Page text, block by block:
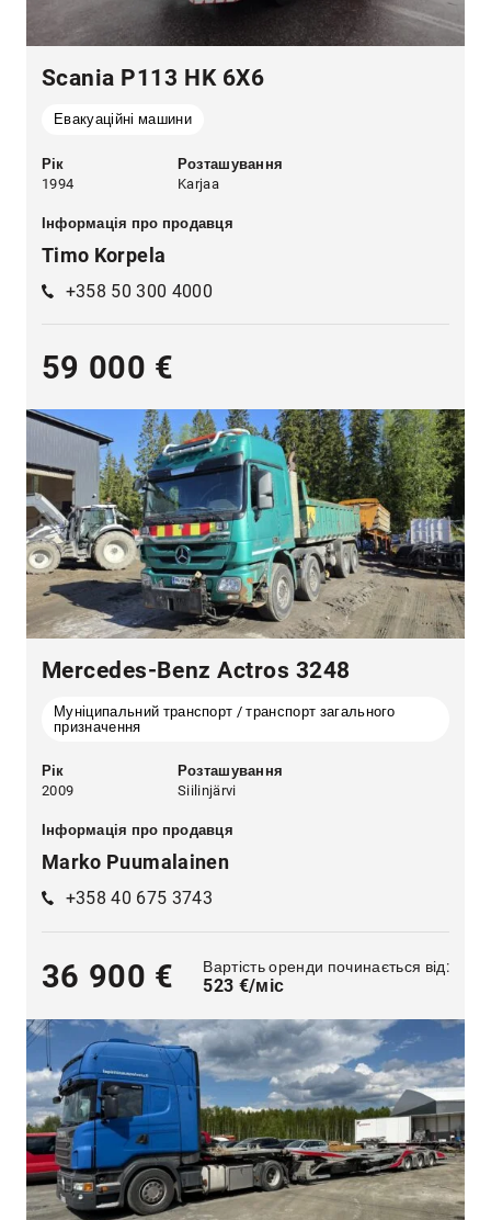
Scania P113 HK 6X6
Евакуаційні машини
Рік
1994
Розташування
Karjaa
Інформація про продавця
Timo Korpela
+358 50 300 4000
59 000 €
Mercedes-Benz Actros 3248
Муніципальний транспорт / транспорт загального
призначення
Рік
2009
Розташування
Siilinjärvi
Інформація про продавця
Marko Puumalainen
+358 40 675 3743
36 900 € Вартість оренди починається від:
523 €/міс